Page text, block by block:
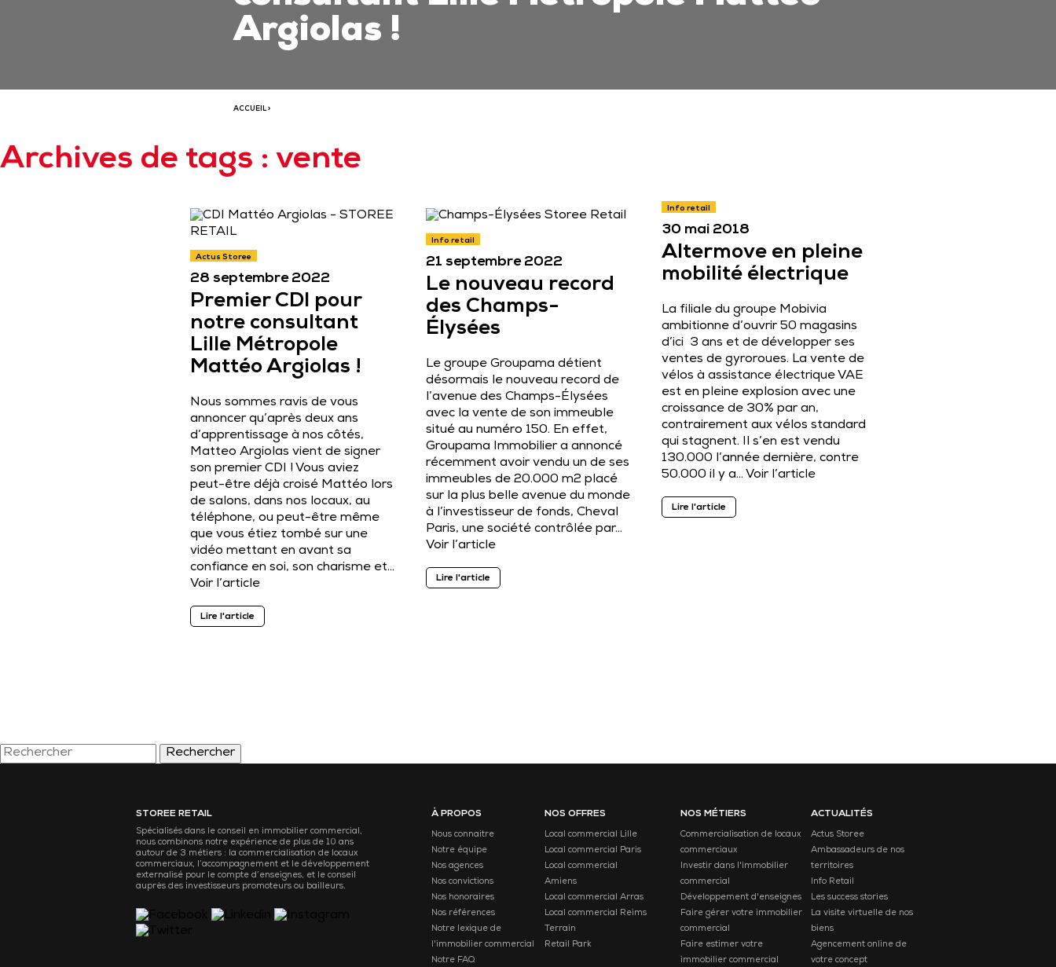
Argiolas !
ACCUEIL>
Archives de tags : vente
Actus Storee
28 septembre 2022
Premier CDI pour
notre consultant
Lille Métropole
Mattéo Argiolas !
Nous sommes ravis de vous
annoncer qu’après deux ans
d’apprentissage à nos côtés,
Matteo Argiolas vient de signer
son premier CDI ! Vous aviez
peut-être déjà croisé Mattéo lors
de salons, dans nos locaux, au
téléphone, ou peut-être même
que vous étiez tombé sur une
vidéo mettant en avant sa
confiance en soi, son charisme et…
Voir l’article
Lire l'article
Info retail
21 septembre 2022
Le nouveau record
des Champs-
Élysées
Le groupe Groupama détient
désormais le nouveau record de
l’avenue des Champs-Élysées
avec la vente de son immeuble
situé au numéro 150. En effet,
Groupama Immobilier a annoncé
récemment avoir vendu un de ses
immeubles de 20.000 m2 placé
sur la plus belle avenue du monde
à l’investisseur de fonds, Cheval
Paris, une société contrôlée par…
Voir l’article
Lire l'article
Info retail
30 mai 2018
Altermove en pleine
mobilité électrique
La filiale du groupe Mobivia
ambitionne d’ouvrir 50 magasins
d’ici 3 ans et de développer ses
ventes de gyroroues. La vente de
vélos à assistance électrique VAE
est en pleine explosion avec une
croissance de 30% par an,
contrairement aux vélos standard
qui stagnent. Il s’en est vendu
130.000 l’année dernière, contre
50.000 il y a… Voir l’article
Lire l'article
Rechercher
STOREE RETAIL
Spécialisés dans le conseil en immobilier commercial,
nous combinons notre expérience de plus de 10 ans
autour de 3 métiers : la commercialisation de locaux
commerciaux, l’accompagnement et le développement
externalisé pour le compte d’enseignes, et le conseil
auprès des investisseurs promoteurs ou bailleurs.
À PROPOS
Nous connaitre
Notre équipe
Nos agences
Nos convictions
Nos honoraires
Nos références
Notre lexique de
l'immobilier commercial
Notre FAQ
NOS OFFRES
Local commercial Lille
Local commercial Paris
Local commercial
Amiens
Local commercial Arras
Local commercial Reims
Terrain
Retail Park
NOS MÉTIERS
Commercialisation de locaux
commerciaux
Investir dans l'immobilier
commercial
Développement d'enseignes
Faire gérer votre immobilier
commercial
Faire estimer votre
immobilier commercial
ACTUALITÉS
Actus Storee
Ambassadeurs de nos
territoires
Info Retail
Les success stories
La visite virtuelle de nos
biens
Agencement online de
votre concept